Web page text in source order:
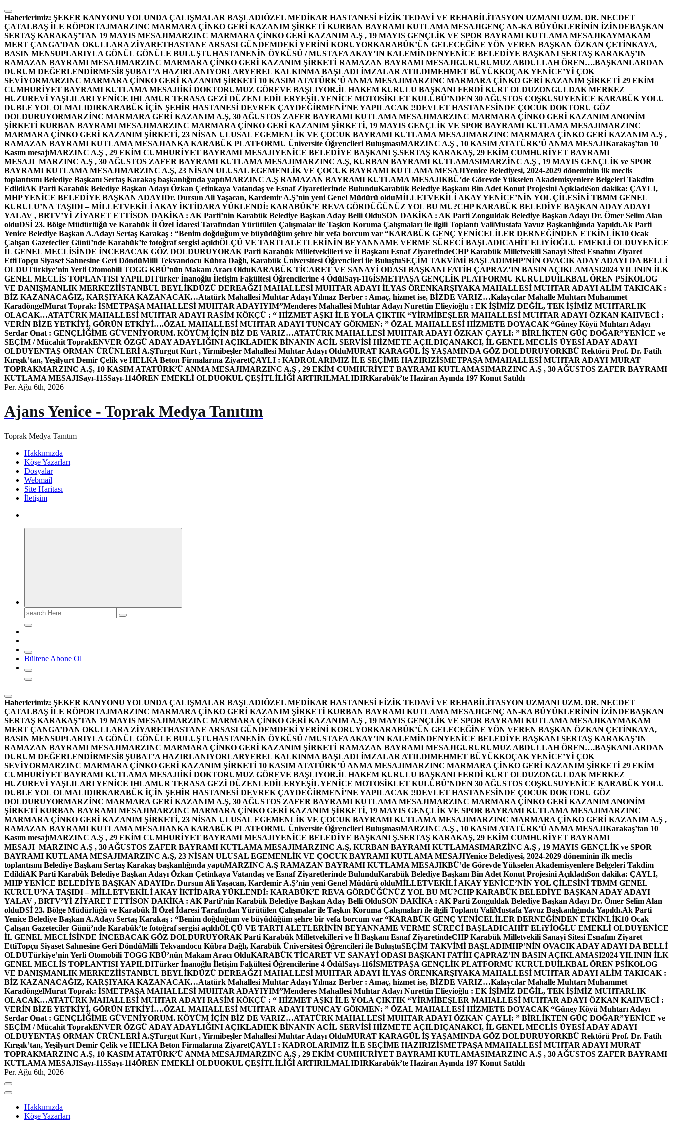
İçeriğe
atla
Haberlerimiz: ŞEKER KANYONU YOLUNDA ÇALIŞMALAR BAŞLADIÖZEL MEDİKAR HASTANESİ FİZİK TEDAVİ VE REHABİLİTASYON UZMANI UZM. DR. NECDET
ÇATALBAŞ İLE RÖPORTAJMARZINC MARMARA ÇİNKO GERİ KAZANIM ŞİRKETİ KURBAN BAYRAMI KUTLAMA MESAJIGENÇ AN-KA BÜYÜKLERİNİN İZİNDEBAŞKAN
SERTAŞ KARAKAŞ’TAN 19 MAYIS MESAJIMARZINC MARMARA ÇİNKO GERİ KAZANIM A.Ş , 19 MAYIS GENÇLİK VE SPOR BAYRAMI KUTLAMA MESAJIKAYMAKAM
MERT ÇANGA’DAN OKULLARA ZİYARETHASTANE ARSASI GÜNDEMDEKİ YERİNİ KORUYORKARABÜK’ÜN GELECEĞİNE YÖN VEREN BAŞKAN ÖZKAN ÇETİNKAYA,
BASIN MENSUPLARIYLA GÖNÜL GÖNÜLE BULUŞTUHASTANENİN ÖYKÜSÜ / MUSTAFA AKAY’IN KALEMİNDENYENİCE BELEDİYE BAŞKANI SERTAŞ KARAKAŞ’IN
RAMAZAN BAYRAMI MESAJIMARZINC MARMARA ÇİNKO GERİ KAZANIM ŞİRKETİ RAMAZAN BAYRAMI MESAJIGURURUMUZ ABDULLAH ÖREN….BAŞKANLARDAN
DURUM DEĞERLENDİRMESİ8 ŞUBAT’A HAZIRLANIYORLARYEREL KALKINMA BAŞLADI İMZALAR ATILDIMEHMET BÜYÜKKOÇAK YENİCE’Yİ ÇOK
SEVİYORMARZINC MARMARA ÇİNKO GERİ KAZANIM ŞİRKETİ 10 KASIM ATATÜRK’Ü ANMA MESAJIMARZINC MARMARA ÇİNKO GERİ KAZANIM ŞİRKETİ 29 EKİM
CUMHURİYET BAYRAMI KUTLAMA MESAJIİKİ DOKTORUMUZ GÖREVE BAŞLIYOR.İL HAKEM KURULU BAŞKANI FERDİ KURT OLDUZONGULDAK MERKEZ
HUZUREVİ YAŞLILARI YENİCE IHLAMUR TERASA GEZİ DÜZENLEDİLERYEŞİL YENİCE MOTOSİKLET KULÜBÜ’NDEN 30 AĞUSTOS COŞKUSUYENİCE KARABÜK YOLU
DUBLE YOL OLMALIDIRKARABÜK İÇİN ŞEHİR HASTANESİ DEVREK ÇAYDEĞİRMENİ’NE YAPILACAK !!DEVLET HASTANESİNDE ÇOCUK DOKTORU GÖZ
DOLDURUYORMARZİNC MARMARA GERİ KAZANIM A.Ş, 30 AĞUSTOS ZAFER BAYRAMI KUTLAMA MESAJIMARZINC MARMARA ÇİNKO GERİ KAZANIM ANONİM
ŞİRKETİ KURBAN BAYRAMI MESAJIMARZINC MARMARA ÇİNKO GERİ KAZANIM ŞİRKETİ, 19 MAYIS GENÇLİK VE SPOR BAYRAMI KUTLAMA MESAJIMARZINC
MARMARA ÇİNKO GERİ KAZANIM ŞİRKETİ, 23 NİSAN ULUSAL EGEMENLİK VE ÇOCUK BAYRAMI KUTLAMA MESAJIMARZINC MARMARA ÇİNKO GERİ KAZANIM A.Ş ,
RAMAZAN BAYRAMI KUTLAMA MESAJIANKA KARABÜK PLATFORMU Üniversite Öğrencileri BuluşmasıMARZINC A.Ş , 10 KASIM ATATÜRK’Ü ANMA MESAJIKarakaş’tan 10
Kasım mesajıMARZINC A.Ş , 29 EKİM CUMHURİYET BAYRAMI MESAJIYENİCE BELEDİYE BAŞKANI Ş.SERTAŞ KARAKAŞ, 29 EKİM CUMHURİYET BAYRAMI
MESAJI MARZINC A.Ş , 30 AĞUSTOS ZAFER BAYRAMI KUTLAMA MESAJIMARZINC A.Ş, KURBAN BAYRAMI KUTLAMASIMARZİNC A.Ş , 19 MAYIS GENÇLİK ve SPOR
BAYRAMI KUTLAMA MESAJIMARZINC A.Ş, 23 NİSAN ULUSAL EGEMENLİK VE ÇOCUK BAYRAMI KUTLAMA MESAJIYenice Belediyesi, 2024-2029 döneminin ilk meclis
toplantısını Belediye Başkanı Sertaş Karakaş başkanlığında yaptıMARZINC A.Ş RAMAZAN BAYRAMI KUTLAMA MESAJIKBÜ’de Görevde Yükselen Akademisyenlere Belgeleri Takdim
EdildiAK Parti Karabük Belediye Başkan Adayı Özkan Çetinkaya Vatandaş ve Esnaf Ziyaretlerinde BulunduKarabük Belediye Başkanı Bin Adet Konut Projesini AçıkladıSon dakika: ÇAYLI,
MHP YENİCE BELEDİYE BAŞKAN ADAYIDr. Dursun Ali Yaşacan, Kardemir A.Ş’nin yeni Genel Müdürü olduMİLLETVEKİLİ AKAY YENİCE’NİN YOL ÇİLESİNİ TBMM GENEL
KURULU’NA TAŞIDI – MİLLETVEKİLİ AKAY İKTİDARA YÜKLENDİ: KARABÜK’E REVA GÖRDÜĞÜNÜZ YOL BU MU?CHP KARABÜK BELEDİYE BAŞKAN ADAY ADAYI
YALAV , BRTV’Yİ ZİYARET ETTİSON DAKİKA : AK Parti’nin Karabük Belediye Başkan Aday Belli OlduSON DAKİKA : AK Parti Zonguldak Belediye Başkan Adayı Dr. Ömer Selim Alan
olduDSİ 23. Bölge Müdürlüğü ve Karabük İl Özel İdaresi Tarafından Yürütülen Çalışmalar ile Taşkın Koruma Çalışmaları ile ilgili Toplantı ValiMustafa Yavuz Başkanlığında Yapıldı.Ak Parti
Yenice Belediye Başkan A.Adayı Sertaş Karakaş : “Benim doğduğum ve büyüdüğüm şehre bir vefa borcum var “KARABÜK GENÇ YENİCELİLER DERNEĞİNDEN ETKİNLİK10 Ocak
Çalışan Gazeteciler Günü’nde Karabük’te fotoğraf sergisi açıldıÖLÇÜ VE TARTI ALETLERİNİN BEYANNAME VERME SÜRECİ BAŞLADICAHİT ELiYİOĞLU EMEKLİ OLDUYENİCE
İL GENEL MECLİSİNDE İNCEBACAK GÖZ DOLDURUYORAK Parti Karabük Milletvekilleri ve İl Başkanı Esnaf ZiyaretindeCHP Karabük Milletvekili Sanayi Sitesi Esnafını Ziyaret
EttiTopçu Siyaset Sahnesine Geri DöndüMilli Tekvandocu Kübra Dağlı, Karabük Üniversitesi Öğrencileri ile BuluştuSEÇİM TAKVİMİ BAŞLADIMHP’NİN OVACIK ADAY ADAYI DA BELLİ
OLDUTürkiye’nin Yerli Otomobili TOGG KBÜ’nün Makam Aracı OlduKARABÜK TİCARET VE SANAYİ ODASI BAŞKANI FATİH ÇAPRAZ’IN BASIN AÇIKLAMASI2024 YILININ İLK
GENEL MECLİS TOPLANTISI YAPILDITürker İnanoğlu İletişim Fakültesi Öğrencilerine 4 ÖdülSayı-116İSMETPAŞA GENÇLİK PLATFORMU KURULDUİLKBAL ÖREN PSİKOLOG
VE DANIŞMANLIK MERKEZİİSTANBUL BEYLİKDÜZÜ DEREAĞZI MAHALLESİ MUHTAR ADAYI İLYAS ÖRENKARŞIYAKA MAHALLESİ MUHTAR ADAYI ALİM TAKICAK :
BİZ KAZANACAĞIZ, KARŞIYAKA KAZANACAK…Atatürk Mahallesi Muhtar Adayı Yılmaz Berber : Amaç, hizmet ise, BİZDE VARIZ…Kalaycılar Mahalle Muhtarı Muhammet
KaradöngelMurat Toprak: İSMETPAŞA MAHALLESİ MUHTAR ADAYIYIM”Menderes Mahallesi Muhtar Adayı Nurettin Elieyioğlu : EK İŞİMİZ DEĞİL, TEK İŞİMİZ MUHTARLIK
OLACAK…ATATÜRK MAHALLESİ MUHTAR ADAYI RASİM KÖKÇÜ : “ HİZMET AŞKI İLE YOLA ÇIKTIK “YİRMİBEŞLER MAHALLESİ MUHTAR ADAYI ÖZKAN KAHVECİ :
VERİN BİZE YETKİYİ, GÖRÜN ETKİYİ….ÖZAL MAHALLESİ MUHTAR ADAYI TUNCAY GÖKMEN: ” ÖZAL MAHALLESİ HİZMETE DOYACAK “Güney Köyü Muhtarı Adayı
Serdar Onat : GENÇLİĞİME GÜVENİYORUM. KÖYÜM İÇİN BİZ DE VARIZ…ATATÜRK MAHALLESİ MUHTAR ADAYI ÖZKAN ÇAYLI: ” BİRLİKTEN GÜÇ DOĞAR”YENİCE ve
SEÇİM / Mücahit ToprakENVER ÖZGÜ ADAY ADAYLIĞINI AÇIKLADIEK BİNANIN ACİL SERVİSİ HİZMETE AÇILDIÇANAKCI, İL GENEL MECLİS ÜYESİ ADAY ADAYI
OLDUYENTAŞ ORMAN ÜRÜNLERİ A.ŞTurgut Kurt , Yirmibeşler Mahallesi Muhtar Adayı OlduMURAT KARAGÜL İŞ YAŞAMINDA GÖZ DOLDURUYORKBÜ Rektörü Prof. Dr. Fatih
Kırışık’tan, Yeşilyurt Demir Çelik ve HELKA Beton Firmalarına ZiyaretÇAYLI : KADROLARIMIZ İLE SEÇİME HAZIRIZİSMETPAŞA MMAHALLESİ MUHTAR ADAYI MURAT
TOPRAKMARZINC A.Ş, 10 KASIM ATATÜRK’Ü ANMA MESAJIMARZINC A.Ş , 29 EKİM CUMHURİYET BAYRAMI KUTLAMASIMARZINC A.Ş , 30 AĞUSTOS ZAFER BAYRAMI
KUTLAMA MESAJISayı-115Sayı-114ÖREN EMEKLİ OLDUOKUL ÇEŞİTLİLİĞİ ARTIRILMALIDIRKarabük’te Haziran Ayında 197 Konut Satıldı
Per. Ağu 6th, 2026
Ajans Yenice - Toprak Medya Tanıtım
Toprak Medya Tanıtım
Hakkımızda
Köşe Yazarları
Dosyalar
Webmail
Site Haritası
İletişim
Search
for:
Bültene Abone Ol
Haberlerimiz: ŞEKER KANYONU YOLUNDA ÇALIŞMALAR BAŞLADIÖZEL MEDİKAR HASTANESİ FİZİK TEDAVİ VE REHABİLİTASYON UZMANI UZM. DR. NECDET
ÇATALBAŞ İLE RÖPORTAJMARZINC MARMARA ÇİNKO GERİ KAZANIM ŞİRKETİ KURBAN BAYRAMI KUTLAMA MESAJIGENÇ AN-KA BÜYÜKLERİNİN İZİNDEBAŞKAN
SERTAŞ KARAKAŞ’TAN 19 MAYIS MESAJIMARZINC MARMARA ÇİNKO GERİ KAZANIM A.Ş , 19 MAYIS GENÇLİK VE SPOR BAYRAMI KUTLAMA MESAJIKAYMAKAM
MERT ÇANGA’DAN OKULLARA ZİYARETHASTANE ARSASI GÜNDEMDEKİ YERİNİ KORUYORKARABÜK’ÜN GELECEĞİNE YÖN VEREN BAŞKAN ÖZKAN ÇETİNKAYA,
BASIN MENSUPLARIYLA GÖNÜL GÖNÜLE BULUŞTUHASTANENİN ÖYKÜSÜ / MUSTAFA AKAY’IN KALEMİNDENYENİCE BELEDİYE BAŞKANI SERTAŞ KARAKAŞ’IN
RAMAZAN BAYRAMI MESAJIMARZINC MARMARA ÇİNKO GERİ KAZANIM ŞİRKETİ RAMAZAN BAYRAMI MESAJIGURURUMUZ ABDULLAH ÖREN….BAŞKANLARDAN
DURUM DEĞERLENDİRMESİ8 ŞUBAT’A HAZIRLANIYORLARYEREL KALKINMA BAŞLADI İMZALAR ATILDIMEHMET BÜYÜKKOÇAK YENİCE’Yİ ÇOK
SEVİYORMARZINC MARMARA ÇİNKO GERİ KAZANIM ŞİRKETİ 10 KASIM ATATÜRK’Ü ANMA MESAJIMARZINC MARMARA ÇİNKO GERİ KAZANIM ŞİRKETİ 29 EKİM
CUMHURİYET BAYRAMI KUTLAMA MESAJIİKİ DOKTORUMUZ GÖREVE BAŞLIYOR.İL HAKEM KURULU BAŞKANI FERDİ KURT OLDUZONGULDAK MERKEZ
HUZUREVİ YAŞLILARI YENİCE IHLAMUR TERASA GEZİ DÜZENLEDİLERYEŞİL YENİCE MOTOSİKLET KULÜBÜ’NDEN 30 AĞUSTOS COŞKUSUYENİCE KARABÜK YOLU
DUBLE YOL OLMALIDIRKARABÜK İÇİN ŞEHİR HASTANESİ DEVREK ÇAYDEĞİRMENİ’NE YAPILACAK !!DEVLET HASTANESİNDE ÇOCUK DOKTORU GÖZ
DOLDURUYORMARZİNC MARMARA GERİ KAZANIM A.Ş, 30 AĞUSTOS ZAFER BAYRAMI KUTLAMA MESAJIMARZINC MARMARA ÇİNKO GERİ KAZANIM ANONİM
ŞİRKETİ KURBAN BAYRAMI MESAJIMARZINC MARMARA ÇİNKO GERİ KAZANIM ŞİRKETİ, 19 MAYIS GENÇLİK VE SPOR BAYRAMI KUTLAMA MESAJIMARZINC
MARMARA ÇİNKO GERİ KAZANIM ŞİRKETİ, 23 NİSAN ULUSAL EGEMENLİK VE ÇOCUK BAYRAMI KUTLAMA MESAJIMARZINC MARMARA ÇİNKO GERİ KAZANIM A.Ş ,
RAMAZAN BAYRAMI KUTLAMA MESAJIANKA KARABÜK PLATFORMU Üniversite Öğrencileri BuluşmasıMARZINC A.Ş , 10 KASIM ATATÜRK’Ü ANMA MESAJIKarakaş’tan 10
Kasım mesajıMARZINC A.Ş , 29 EKİM CUMHURİYET BAYRAMI MESAJIYENİCE BELEDİYE BAŞKANI Ş.SERTAŞ KARAKAŞ, 29 EKİM CUMHURİYET BAYRAMI
MESAJI MARZINC A.Ş , 30 AĞUSTOS ZAFER BAYRAMI KUTLAMA MESAJIMARZINC A.Ş, KURBAN BAYRAMI KUTLAMASIMARZİNC A.Ş , 19 MAYIS GENÇLİK ve SPOR
BAYRAMI KUTLAMA MESAJIMARZINC A.Ş, 23 NİSAN ULUSAL EGEMENLİK VE ÇOCUK BAYRAMI KUTLAMA MESAJIYenice Belediyesi, 2024-2029 döneminin ilk meclis
toplantısını Belediye Başkanı Sertaş Karakaş başkanlığında yaptıMARZINC A.Ş RAMAZAN BAYRAMI KUTLAMA MESAJIKBÜ’de Görevde Yükselen Akademisyenlere Belgeleri Takdim
EdildiAK Parti Karabük Belediye Başkan Adayı Özkan Çetinkaya Vatandaş ve Esnaf Ziyaretlerinde BulunduKarabük Belediye Başkanı Bin Adet Konut Projesini AçıkladıSon dakika: ÇAYLI,
MHP YENİCE BELEDİYE BAŞKAN ADAYIDr. Dursun Ali Yaşacan, Kardemir A.Ş’nin yeni Genel Müdürü olduMİLLETVEKİLİ AKAY YENİCE’NİN YOL ÇİLESİNİ TBMM GENEL
KURULU’NA TAŞIDI – MİLLETVEKİLİ AKAY İKTİDARA YÜKLENDİ: KARABÜK’E REVA GÖRDÜĞÜNÜZ YOL BU MU?CHP KARABÜK BELEDİYE BAŞKAN ADAY ADAYI
YALAV , BRTV’Yİ ZİYARET ETTİSON DAKİKA : AK Parti’nin Karabük Belediye Başkan Aday Belli OlduSON DAKİKA : AK Parti Zonguldak Belediye Başkan Adayı Dr. Ömer Selim Alan
olduDSİ 23. Bölge Müdürlüğü ve Karabük İl Özel İdaresi Tarafından Yürütülen Çalışmalar ile Taşkın Koruma Çalışmaları ile ilgili Toplantı ValiMustafa Yavuz Başkanlığında Yapıldı.Ak Parti
Yenice Belediye Başkan A.Adayı Sertaş Karakaş : “Benim doğduğum ve büyüdüğüm şehre bir vefa borcum var “KARABÜK GENÇ YENİCELİLER DERNEĞİNDEN ETKİNLİK10 Ocak
Çalışan Gazeteciler Günü’nde Karabük’te fotoğraf sergisi açıldıÖLÇÜ VE TARTI ALETLERİNİN BEYANNAME VERME SÜRECİ BAŞLADICAHİT ELiYİOĞLU EMEKLİ OLDUYENİCE
İL GENEL MECLİSİNDE İNCEBACAK GÖZ DOLDURUYORAK Parti Karabük Milletvekilleri ve İl Başkanı Esnaf ZiyaretindeCHP Karabük Milletvekili Sanayi Sitesi Esnafını Ziyaret
EttiTopçu Siyaset Sahnesine Geri DöndüMilli Tekvandocu Kübra Dağlı, Karabük Üniversitesi Öğrencileri ile BuluştuSEÇİM TAKVİMİ BAŞLADIMHP’NİN OVACIK ADAY ADAYI DA BELLİ
OLDUTürkiye’nin Yerli Otomobili TOGG KBÜ’nün Makam Aracı OlduKARABÜK TİCARET VE SANAYİ ODASI BAŞKANI FATİH ÇAPRAZ’IN BASIN AÇIKLAMASI2024 YILININ İLK
GENEL MECLİS TOPLANTISI YAPILDITürker İnanoğlu İletişim Fakültesi Öğrencilerine 4 ÖdülSayı-116İSMETPAŞA GENÇLİK PLATFORMU KURULDUİLKBAL ÖREN PSİKOLOG
VE DANIŞMANLIK MERKEZİİSTANBUL BEYLİKDÜZÜ DEREAĞZI MAHALLESİ MUHTAR ADAYI İLYAS ÖRENKARŞIYAKA MAHALLESİ MUHTAR ADAYI ALİM TAKICAK :
BİZ KAZANACAĞIZ, KARŞIYAKA KAZANACAK…Atatürk Mahallesi Muhtar Adayı Yılmaz Berber : Amaç, hizmet ise, BİZDE VARIZ…Kalaycılar Mahalle Muhtarı Muhammet
KaradöngelMurat Toprak: İSMETPAŞA MAHALLESİ MUHTAR ADAYIYIM”Menderes Mahallesi Muhtar Adayı Nurettin Elieyioğlu : EK İŞİMİZ DEĞİL, TEK İŞİMİZ MUHTARLIK
OLACAK…ATATÜRK MAHALLESİ MUHTAR ADAYI RASİM KÖKÇÜ : “ HİZMET AŞKI İLE YOLA ÇIKTIK “YİRMİBEŞLER MAHALLESİ MUHTAR ADAYI ÖZKAN KAHVECİ :
VERİN BİZE YETKİYİ, GÖRÜN ETKİYİ….ÖZAL MAHALLESİ MUHTAR ADAYI TUNCAY GÖKMEN: ” ÖZAL MAHALLESİ HİZMETE DOYACAK “Güney Köyü Muhtarı Adayı
Serdar Onat : GENÇLİĞİME GÜVENİYORUM. KÖYÜM İÇİN BİZ DE VARIZ…ATATÜRK MAHALLESİ MUHTAR ADAYI ÖZKAN ÇAYLI: ” BİRLİKTEN GÜÇ DOĞAR”YENİCE ve
SEÇİM / Mücahit ToprakENVER ÖZGÜ ADAY ADAYLIĞINI AÇIKLADIEK BİNANIN ACİL SERVİSİ HİZMETE AÇILDIÇANAKCI, İL GENEL MECLİS ÜYESİ ADAY ADAYI
OLDUYENTAŞ ORMAN ÜRÜNLERİ A.ŞTurgut Kurt , Yirmibeşler Mahallesi Muhtar Adayı OlduMURAT KARAGÜL İŞ YAŞAMINDA GÖZ DOLDURUYORKBÜ Rektörü Prof. Dr. Fatih
Kırışık’tan, Yeşilyurt Demir Çelik ve HELKA Beton Firmalarına ZiyaretÇAYLI : KADROLARIMIZ İLE SEÇİME HAZIRIZİSMETPAŞA MMAHALLESİ MUHTAR ADAYI MURAT
TOPRAKMARZINC A.Ş, 10 KASIM ATATÜRK’Ü ANMA MESAJIMARZINC A.Ş , 29 EKİM CUMHURİYET BAYRAMI KUTLAMASIMARZINC A.Ş , 30 AĞUSTOS ZAFER BAYRAMI
KUTLAMA MESAJISayı-115Sayı-114ÖREN EMEKLİ OLDUOKUL ÇEŞİTLİLİĞİ ARTIRILMALIDIRKarabük’te Haziran Ayında 197 Konut Satıldı
Per. Ağu 6th, 2026
Hakkımızda
Köşe Yazarları